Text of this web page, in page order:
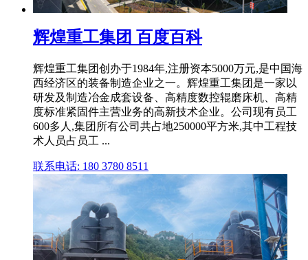
辉煌重工集团 百度百科
辉煌重工集团创办于1984年,注册资本5000万元,是中国海
西经济区的装备制造企业之一。辉煌重工集团是一家以
研发及制造冶金成套设备、高精度数控辊磨床机、高精
度标准紧固件主营业务的高新技术企业。公司现有员工
600多人,集团所有公司共占地250000平方米,其中工程技
术人员占员工 ...
联系电话: 180 3780 8511